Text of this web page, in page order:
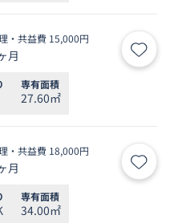
・共益費 15,000円
月 お気
専有面積
27.60㎡
・共益費 18,000円
月 お気
専有面積
34.00㎡